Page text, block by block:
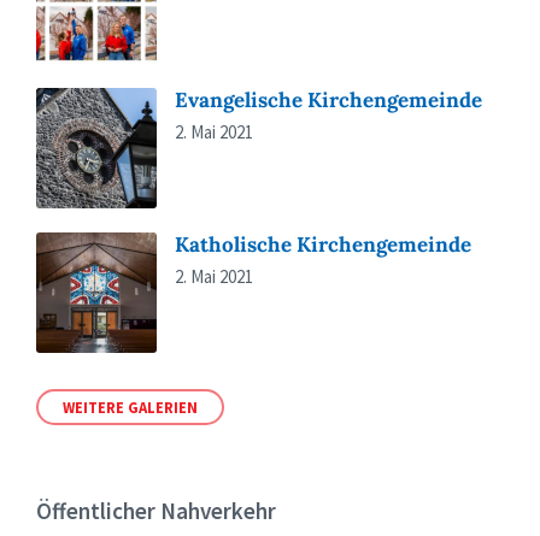
Evangelische Kirchengemeinde
2. Mai 2021
Katholische Kirchengemeinde
2. Mai 2021
WEITERE GALERIEN
Öffentlicher Nahverkehr